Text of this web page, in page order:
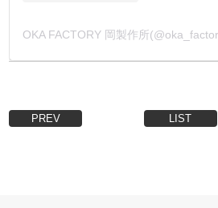
PREV LIST